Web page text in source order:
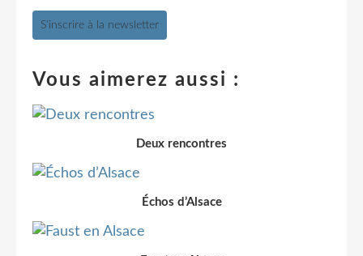
S'inscrire à la newsletter
Vous aimerez aussi :
Deux rencontres
Échos d’Alsace